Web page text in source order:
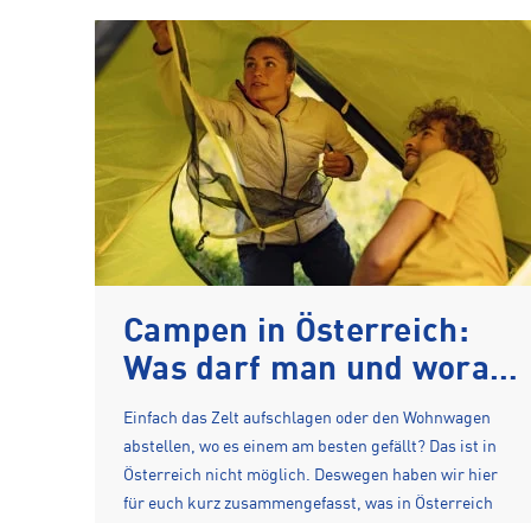
Campen in Österreich:
Was darf man und worauf
muss man achten
Einfach das Zelt aufschlagen oder den Wohnwagen
abstellen, wo es einem am besten gefällt? Das ist in
Österreich nicht möglich. Deswegen haben wir hier
für euch kurz zusammengefasst, was in Österreich